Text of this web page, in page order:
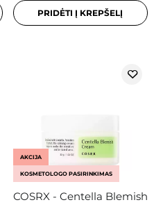
PRIDĖTI Į KREPŠELĮ
AKCIJA
KOSMETOLOGO PASIRINKIMAS
COSRX - Centella Blemish